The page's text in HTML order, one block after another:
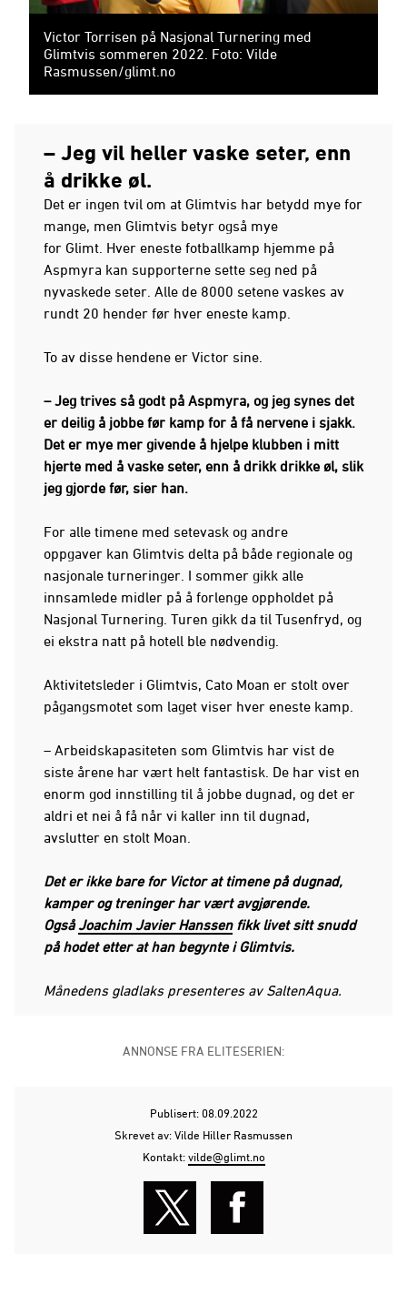
Victor Torrisen på Nasjonal Turnering med
Glimtvis sommeren 2022. Foto: Vilde
Rasmussen/glimt.no
– Jeg vil heller vaske seter, enn
å drikke øl.
Det er ingen tvil om at Glimtvis har betydd mye for
mange, men Glimtvis betyr også mye
for Glimt. Hver eneste fotballkamp hjemme på
Aspmyra kan supporterne sette seg ned på
nyvaskede seter. Alle de 8000 setene vaskes av
rundt 20 hender før hver eneste kamp.
To av disse hendene er Victor sine.
– Jeg trives så godt på Aspmyra, og jeg synes det
er deilig å jobbe før kamp for å få nervene i sjakk.
Det er mye mer givende å hjelpe klubben i mitt
hjerte med å vaske seter, enn å drikk drikke øl, slik
jeg gjorde før, sier han.
For alle timene med setevask og andre
oppgaver kan Glimtvis delta på både regionale og
nasjonale turneringer. I sommer gikk alle
innsamlede midler på å forlenge oppholdet på
Nasjonal Turnering. Turen gikk da til Tusenfryd, og
ei ekstra natt på hotell ble nødvendig.
Aktivitetsleder i Glimtvis, Cato Moan er stolt over
pågangsmotet som laget viser hver eneste kamp.
– Arbeidskapasiteten som Glimtvis har vist de
siste årene har vært helt fantastisk. De har vist en
enorm god innstilling til å jobbe dugnad, og det er
aldri et nei å få når vi kaller inn til dugnad,
avslutter en stolt Moan.
Det er ikke bare for Victor at timene på dugnad,
kamper og treninger har vært avgjørende.
OgsåJoachim Javier Hanssenfikk livet sitt snudd
på hodet etter at han begynte i Glimtvis.
Månedens gladlaks presenteres av SaltenAqua.
ANNONSE FRA ELITESERIEN:
Publisert: 08.09.2022
Skrevet av: Vilde Hiller Rasmussen
Kontakt:vilde@glimt.no